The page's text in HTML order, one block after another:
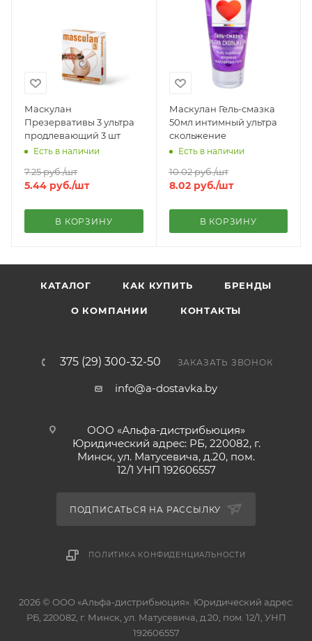
Маскулан
Презервативы 3 ультра
продлевающий 3 шт
Есть в наличии
7.25руб./шт
5.44 руб./шт
В КОРЗИНУ
Маскулан Гель-смазка
50мл интимный ультра
скольжение
Есть в наличии
10.02руб./шт
8.02руб./шт
В КОРЗИНУ
КАТАЛОГ КАК КУПИТЬ БРЕНДЫ
О КОМПАНИИ КОНТАКТЫ
375 (29) 300-32-50 ЗАКАЗАТЬ ЗВОНОК
info@a-dostavka.by
ООО «Альфа-дистрибьюция»
Юридический адрес: РБ, 220082, г.
Минск, ул. Матусевича, д.20, пом.
12/1 УНП 192606557
ПОДПИСАТЬСЯ НА РАССЫЛКУ
ПОЛИТИКА КОНФИДЕНЦИАЛЬНОСТИ
2026 © ООО «Альфа-дистрибьюция». Юридический адрес:
РБ, 220082, г. Минск, ул. Матусевича, д.20, пом. 12/1, УНП
192606557